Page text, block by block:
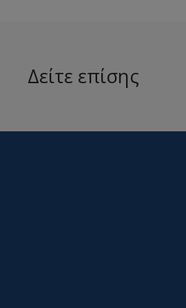
Δείτε επίσης